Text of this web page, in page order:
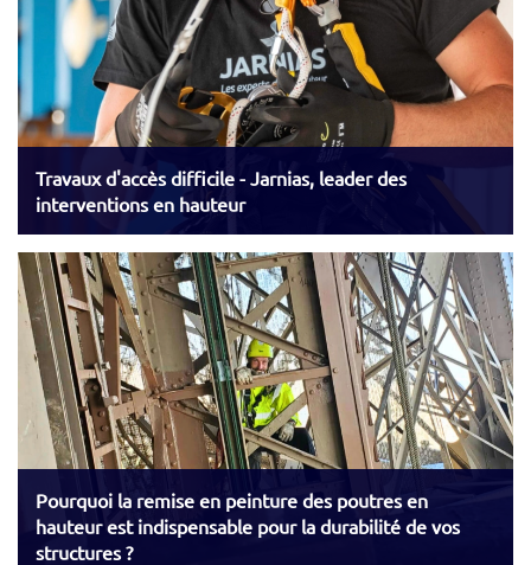
Travaux d'accès difficile - Jarnias, leader des
interventions en hauteur
Pourquoi la remise en peinture des poutres en
hauteur est indispensable pour la durabilité de vos
structures ?